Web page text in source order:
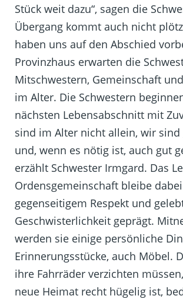
Stück weit dazu“, sagen die
Übergang kommt auch nicht
haben uns auf den Abschied
Provinzhaus erwarten die
Mitschwestern, Gemeinschaft
im Alter. Die Schwestern
nächsten Lebensabschnitt mit
sind im Alter nicht allein, wir
und, wenn es nötig ist, auch gut
erzählt Schwester Irmgard. Das
Ordensgemeinschaft bleibe
gegenseitigem Respekt und
Geschwisterlichkeit geprägt.
werden sie einige persönliche
Erinnerungsstücke, auch Möbel.
ihre Fahrräder verzichten
neue Heimat recht hügelig ist,